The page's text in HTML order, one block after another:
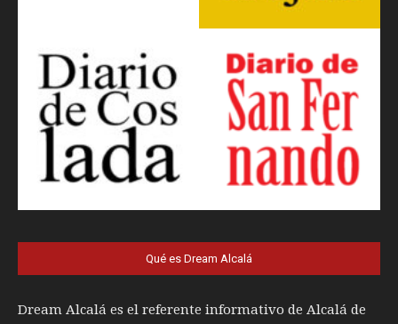
Qué es Dream Alcalá
Dream Alcalá es el referente informativo de Alcalá de